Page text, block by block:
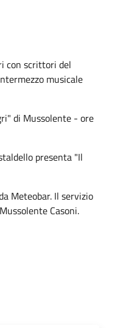
con scrittori del
musicale
di Mussolente - ore
presenta "Il
Meteobar. Il servizio
Casoni.